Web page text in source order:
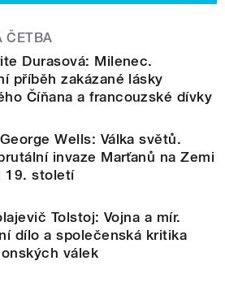
ČETBA
Durasová: Milenec.
příběh zakázané lásky
Číňana a francouzské dívky
Wells: Válka světů.
invaze Marťanů na Zemi
19. století
Tolstoj: Vojna a mír.
dílo a společenská kritika
válek